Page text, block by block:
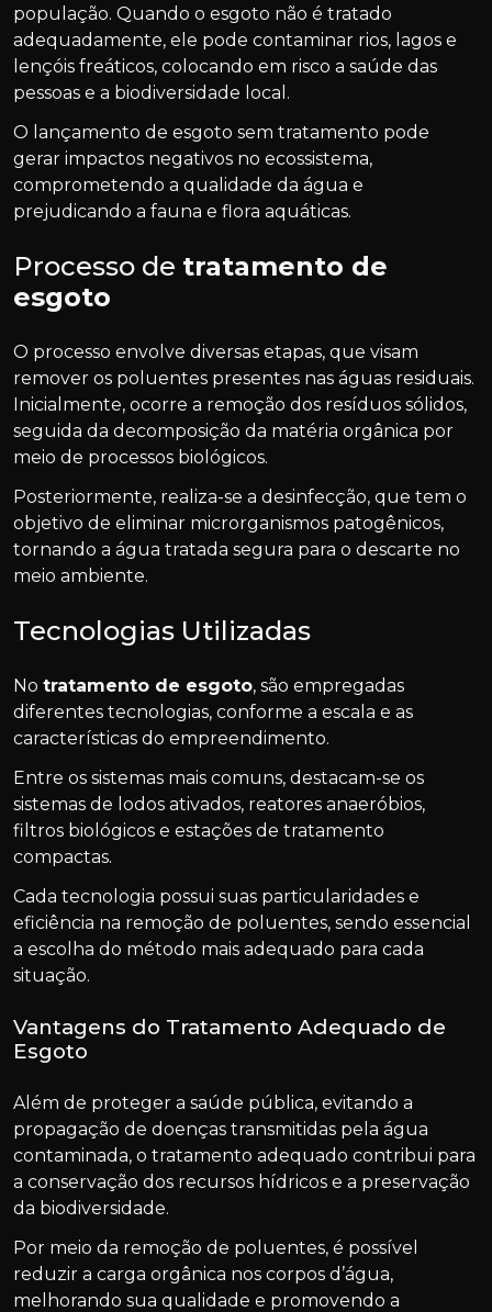
população. Quando o esgoto não é tratado
adequadamente, ele pode contaminar rios, lagos e
lençóis freáticos, colocando em risco a saúde das
pessoas e a biodiversidade local.
O lançamento de esgoto sem tratamento pode
gerar impactos negativos no ecossistema,
comprometendo a qualidade da água e
prejudicando a fauna e flora aquáticas.
Processo de tratamento de
esgoto
O processo envolve diversas etapas, que visam
remover os poluentes presentes nas águas residuais.
Inicialmente, ocorre a remoção dos resíduos sólidos,
seguida da decomposição da matéria orgânica por
meio de processos biológicos.
Posteriormente, realiza-se a desinfecção, que tem o
objetivo de eliminar microrganismos patogênicos,
tornando a água tratada segura para o descarte no
meio ambiente.
Tecnologias Utilizadas
No tratamento de esgoto, são empregadas
diferentes tecnologias, conforme a escala e as
características do empreendimento.
Entre os sistemas mais comuns, destacam-se os
sistemas de lodos ativados, reatores anaeróbios,
filtros biológicos e estações de tratamento
compactas.
Cada tecnologia possui suas particularidades e
eficiência na remoção de poluentes, sendo essencial
a escolha do método mais adequado para cada
situação.
Vantagens do Tratamento Adequado de
Esgoto
Além de proteger a saúde pública, evitando a
propagação de doenças transmitidas pela água
contaminada, o tratamento adequado contribui para
a conservação dos recursos hídricos e a preservação
da biodiversidade.
Por meio da remoção de poluentes, é possível
reduzir a carga orgânica nos corpos d’água,
melhorando sua qualidade e promovendo a